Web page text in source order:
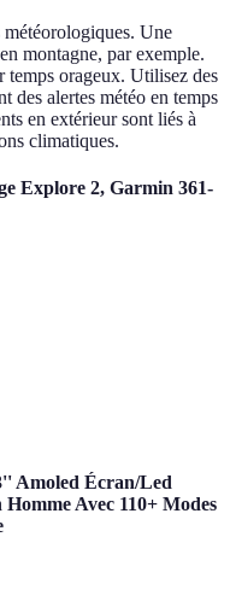
Une
montagne, par exemple.
temps orageux. Utilisez des
des alertes météo en temps
en extérieur sont liés à
climatiques.
Explore 2, Garmin 361-
Amoled Écran/Led
Avec 110+ Modes